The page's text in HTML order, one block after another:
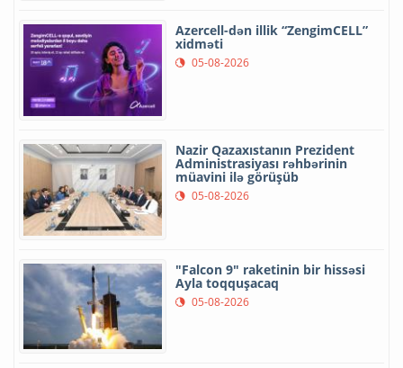
Azercell-dən illik “ZengimCELL”
xidməti
05-08-2026
Nazir Qazaxıstanın Prezident
Administrasiyası rəhbərinin
müavini ilə görüşüb
05-08-2026
"Falcon 9" raketinin bir hissəsi
Ayla toqquşacaq
05-08-2026